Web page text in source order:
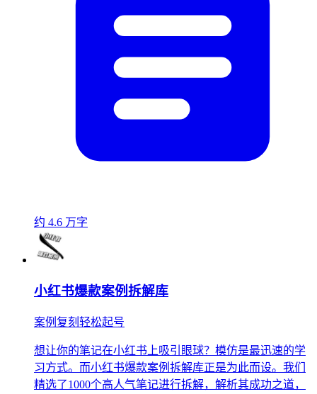
约 4.6 万字
小红书爆款案例拆解库
案例复刻轻松起号
想让你的笔记在小红书上吸引眼球？模仿是最迅速的学
习方式。而小红书爆款案例拆解库正是为此而设。我们
精选了1000个高人气笔记进行拆解，解析其成功之道，